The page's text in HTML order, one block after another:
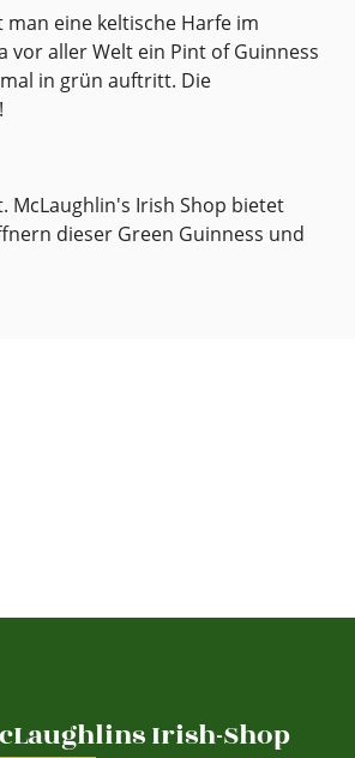
eine keltische Harfe im
vor aller Welt ein Pint of Guinness
in grün auftritt. Die
McLaughlin's Irish Shop bietet
dieser Green Guinness und
Irish-Shop